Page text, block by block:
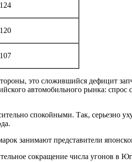
124
120
107
это сложившийся дефицит
автомобильного рынка: спрос
спокойными. Так, серьезно
занимают представители
сокращение числа угонов в